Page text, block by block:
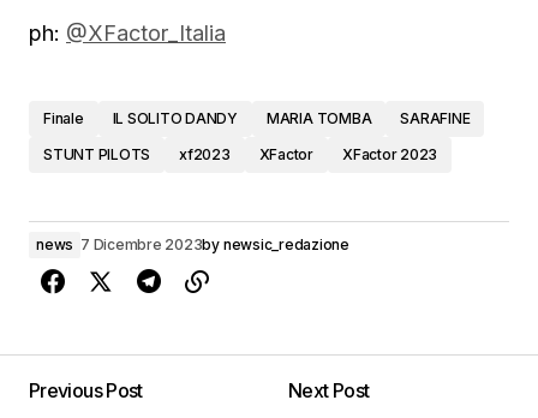
ph: @XFactor_Italia
Finale IL SOLITO DANDY MARIA TOMBA
SARAFINE
STUNT PILOTS
xf2023 XFactor XFactor 2023
news 7 Dicembre 2023by newsic_redazione
Previous Post
Next Post